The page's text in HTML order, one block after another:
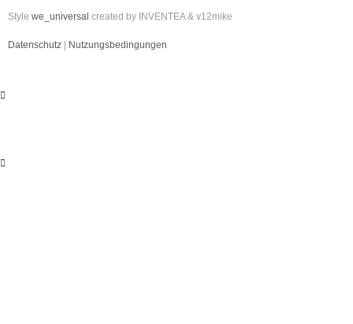
Style we_universal created by INVENTEA & v12mike
Datenschutz Nutzungsbedingungen